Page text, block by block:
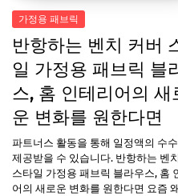
가정용 패브릭
반항하는 벤치 커버
일 가정용 패브릭 블
스, 홈 인테리어의 새
운 변화를 원한다면
파트너스 활동을 통해 일정액의 수
제공받을 수 있습니다. 반항하는 벤
스타일 가정용 패브릭 블라우스, 홈
어의 새로운 변화를 원한다면 요즘